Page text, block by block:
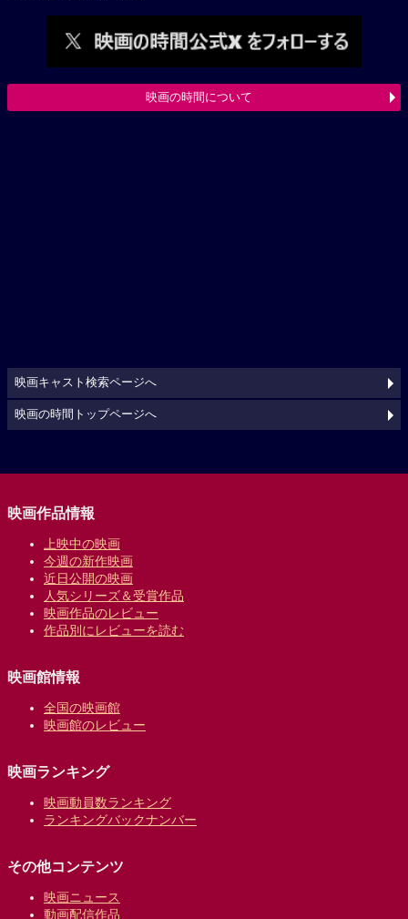
映画の時間について
映画キャスト検索ページへ
映画の時間トップページへ
映画作品情報
上映中の映画
今週の新作映画
近日公開の映画
人気シリーズ＆受賞作品
映画作品のレビュー
作品別にレビューを読む
映画館情報
全国の映画館
映画館のレビュー
映画ランキング
映画動員数ランキング
ランキングバックナンバー
その他コンテンツ
映画ニュース
動画配信作品